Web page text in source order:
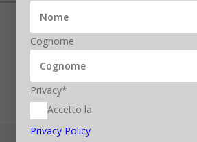
17
SHARES
Cognome
Privacy*
Accetto la
Privacy Policy